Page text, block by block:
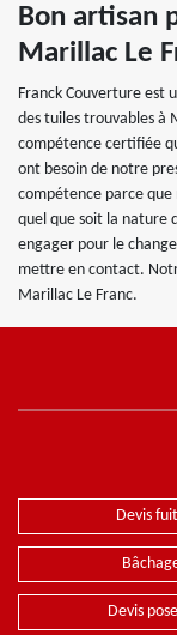
Bon artisan
Marillac Le
Franck Couverture est
des tuiles trouvables à
compétence certifiée
ont besoin de notre
compétence parce
quel que soit la nature
engager pour le
mettre en contact.
Marillac Le Franc.
Devis
Devis